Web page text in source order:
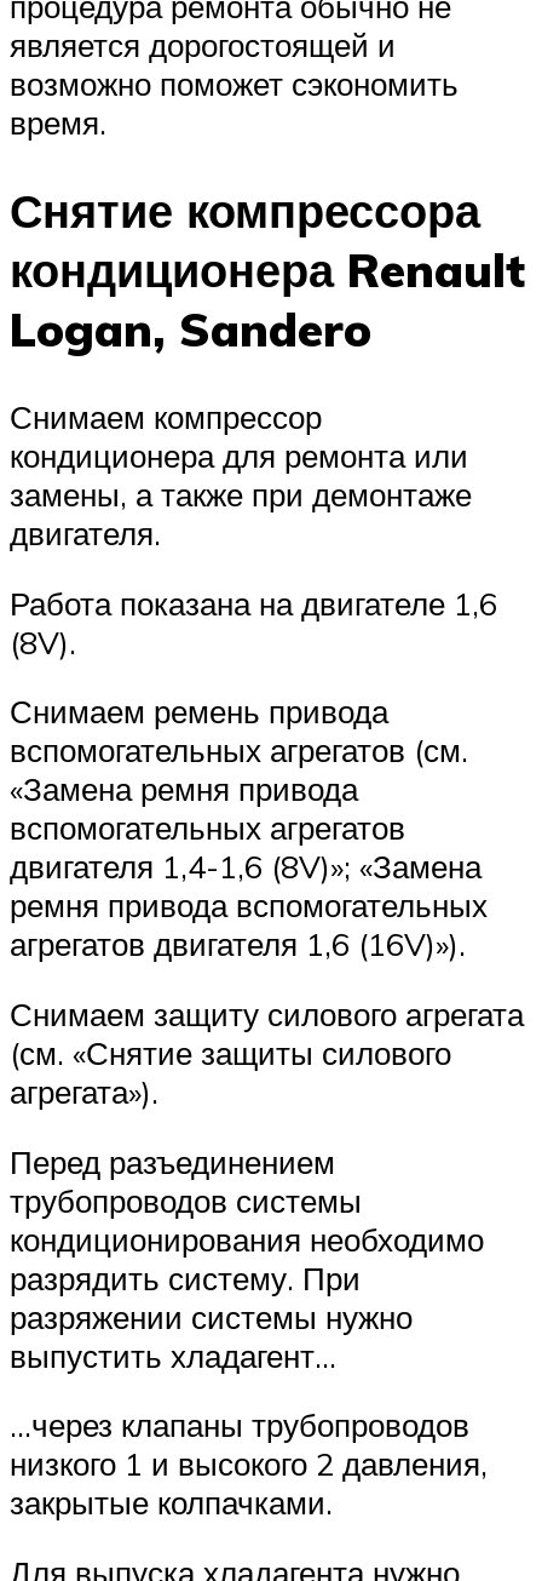
является дорогостоящей и
возможно поможет сэкономить
время.
Снятие компрессора
кондиционера Renault
Logan, Sandero
Снимаем компрессор
кондиционера для ремонта или
замены, а также при демонтаже
двигателя.
Работа показана на двигателе 1,6
(8V).
Снимаем ремень привода
вспомогательных агрегатов (см.
«Замена ремня привода
вспомогательных агрегатов
двигателя 1,4-1,6 (8V)»; «Замена
ремня привода вспомогательных
агрегатов двигателя 1,6 (16V)»).
Снимаем защиту силового агрегата
(см. «Снятие защиты силового
агрегата»).
Перед разъединением
трубопроводов системы
кондиционирования необходимо
разрядить систему. При
разряжении системы нужно
выпустить хладагент…
…через клапаны трубопроводов
низкого 1 и высокого 2 давления,
закрытые колпачками.
Для выпуска хладагента нужно